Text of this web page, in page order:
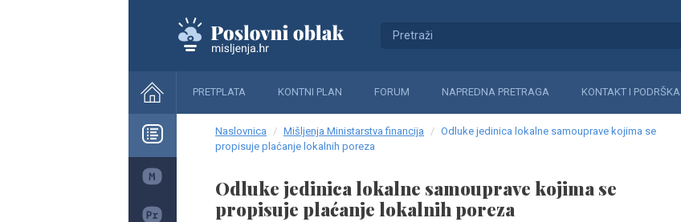
PRETPLATA KONTNI PLAN FORUM NAPREDNA PRETRAGA KONTAKT I PODRŠKA
Naslovnica Mišljenja Ministarstva financija
Odluke jedinica lokalne samouprave kojima se
propisuje plaćanje lokalnih poreza
Odluke jedinica lokalne samouprave kojima se
propisuje plaćanje lokalnih poreza